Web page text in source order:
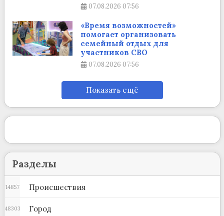
07.08.2026 07:56
«Время возможностей»
помогает организовать
семейный отдых для
участников СВО
07.08.2026 07:56
Показать ещё
Разделы
Происшествия
14857
Город
48303